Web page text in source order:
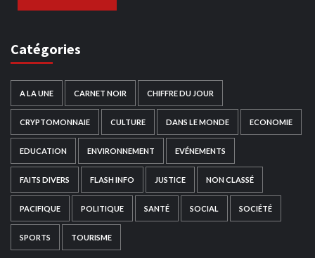
Catégories
A LA UNE CARNET NOIR CHIFFRE DU JOUR
CRYPTOMONNAIE CULTURE DANS LE MONDE ECONOMIE
EDUCATION ENVIRONNEMENT EVÉNEMENTS
FAITS DIVERS FLASH INFO JUSTICE NON CLASSÉ
PACIFIQUE POLITIQUE SANTÉ SOCIAL SOCIÉTÉ
SPORTS TOURISME